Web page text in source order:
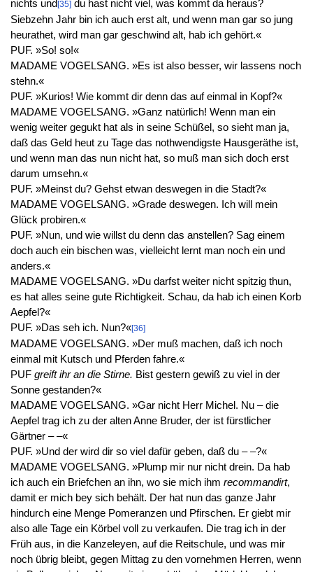
nichts und[35]du hast nicht viel, was kommt da heraus?
Siebzehn Jahr bin ich auch erst alt, und wenn man gar so jung
heurathet, wird man gar geschwind alt, hab ich gehört.«
PUF. »So! so!«
MADAME VOGELSANG. »Es ist also besser, wir lassens noch
stehn.«
PUF. »Kurios! Wie kommt dir denn das auf einmal in Kopf?«
MADAME VOGELSANG. »Ganz natürlich! Wenn man ein
wenig weiter gegukt hat als in seine Schüßel, so sieht man ja,
daß das Geld heut zu Tage das nothwendigste Hausgeräthe ist,
und wenn man das nun nicht hat, so muß man sich doch erst
darum umsehn.«
PUF. »Meinst du? Gehst etwan deswegen in die Stadt?«
MADAME VOGELSANG. »Grade deswegen. Ich will mein
Glück probiren.«
PUF. »Nun, und wie willst du denn das anstellen? Sag einem
doch auch ein bischen was, vielleicht lernt man noch ein und
anders.«
MADAME VOGELSANG. »Du darfst weiter nicht spitzig thun,
es hat alles seine gute Richtigkeit. Schau, da hab ich einen Korb
Aepfel?«
PUF. »Das seh ich. Nun?«[36]
MADAME VOGELSANG. »Der muß machen, daß ich noch
einmal mit Kutsch und Pferden fahre.«
PUF greift ihr an die Stirne. Bist gestern gewiß zu viel in der
Sonne gestanden?«
MADAME VOGELSANG. »Gar nicht Herr Michel. Nu – die
Aepfel trag ich zu der alten Anne Bruder, der ist fürstlicher
Gärtner – –«
PUF. »Und der wird dir so viel dafür geben, daß du – –?«
MADAME VOGELSANG. »Plump mir nur nicht drein. Da hab
ich auch ein Briefchen an ihn, wo sie mich ihm recommandirt,
damit er mich bey sich behält. Der hat nun das ganze Jahr
hindurch eine Menge Pomeranzen und Pfirschen. Er giebt mir
also alle Tage ein Körbel voll zu verkaufen. Die trag ich in der
Früh aus, in die Kanzeleyen, auf die Reitschule, und was mir
noch übrig bleibt, gegen Mittag zu den vornehmen Herren, wenn